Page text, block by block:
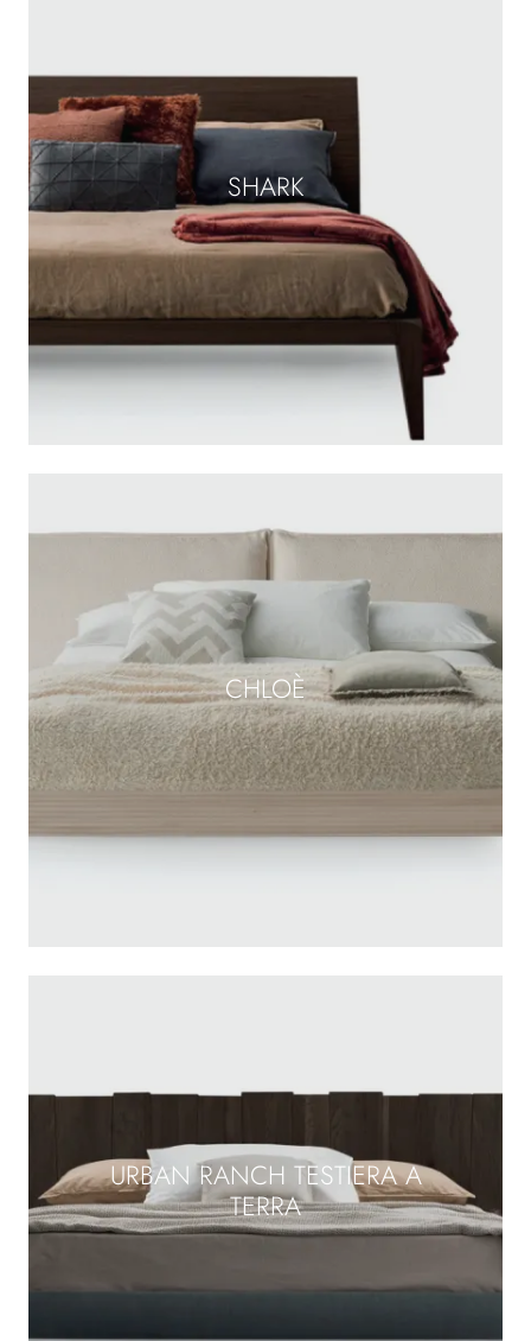
SHARK
CHLOÈ
URBAN RANCH TESTIERA A
TERRA